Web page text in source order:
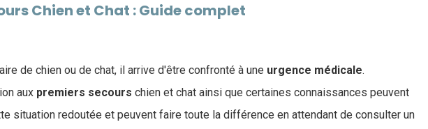
Chien et Chat : Guide complet
de chien ou de chat, il arrive d'être confronté à une urgence médicale.
aux premiers secours chien et chat ainsi que certaines connaissances peuvent
situation redoutée et peuvent faire toute la différence en attendant de consulter un